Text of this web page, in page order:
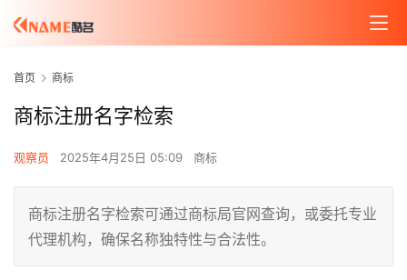
首页 商标
商标注册名字检索
观察员 2025年4月25日 05:09 商标
商标注册名字检索可通过商标局官网查询，或委托专业
代理机构，确保名称独特性与合法性。